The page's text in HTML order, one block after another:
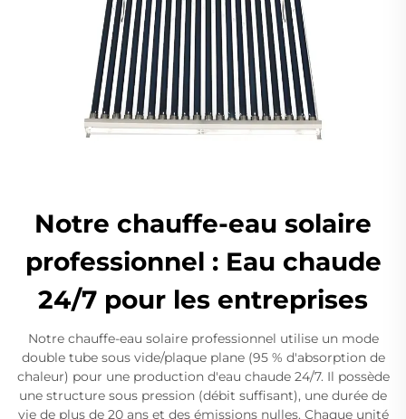
Notre chauffe-eau solaire
professionnel : Eau chaude
24/7 pour les entreprises
Notre chauffe-eau solaire professionnel utilise un mode
double tube sous vide/plaque plane (95 % d'absorption de
chaleur) pour une production d'eau chaude 24/7. Il possède
une structure sous pression (débit suffisant), une durée de
vie de plus de 20 ans et des émissions nulles. Chaque unité